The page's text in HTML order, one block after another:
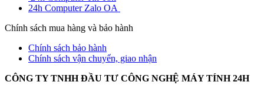
24h Computer Zalo OA
Chính sách mua hàng và bảo hành
Chính sách bảo hành
Chính sách vận chuyển, giao nhận
CÔNG TY TNHH ĐẦU TƯ CÔNG NGHỆ MÁY TÍNH 24H